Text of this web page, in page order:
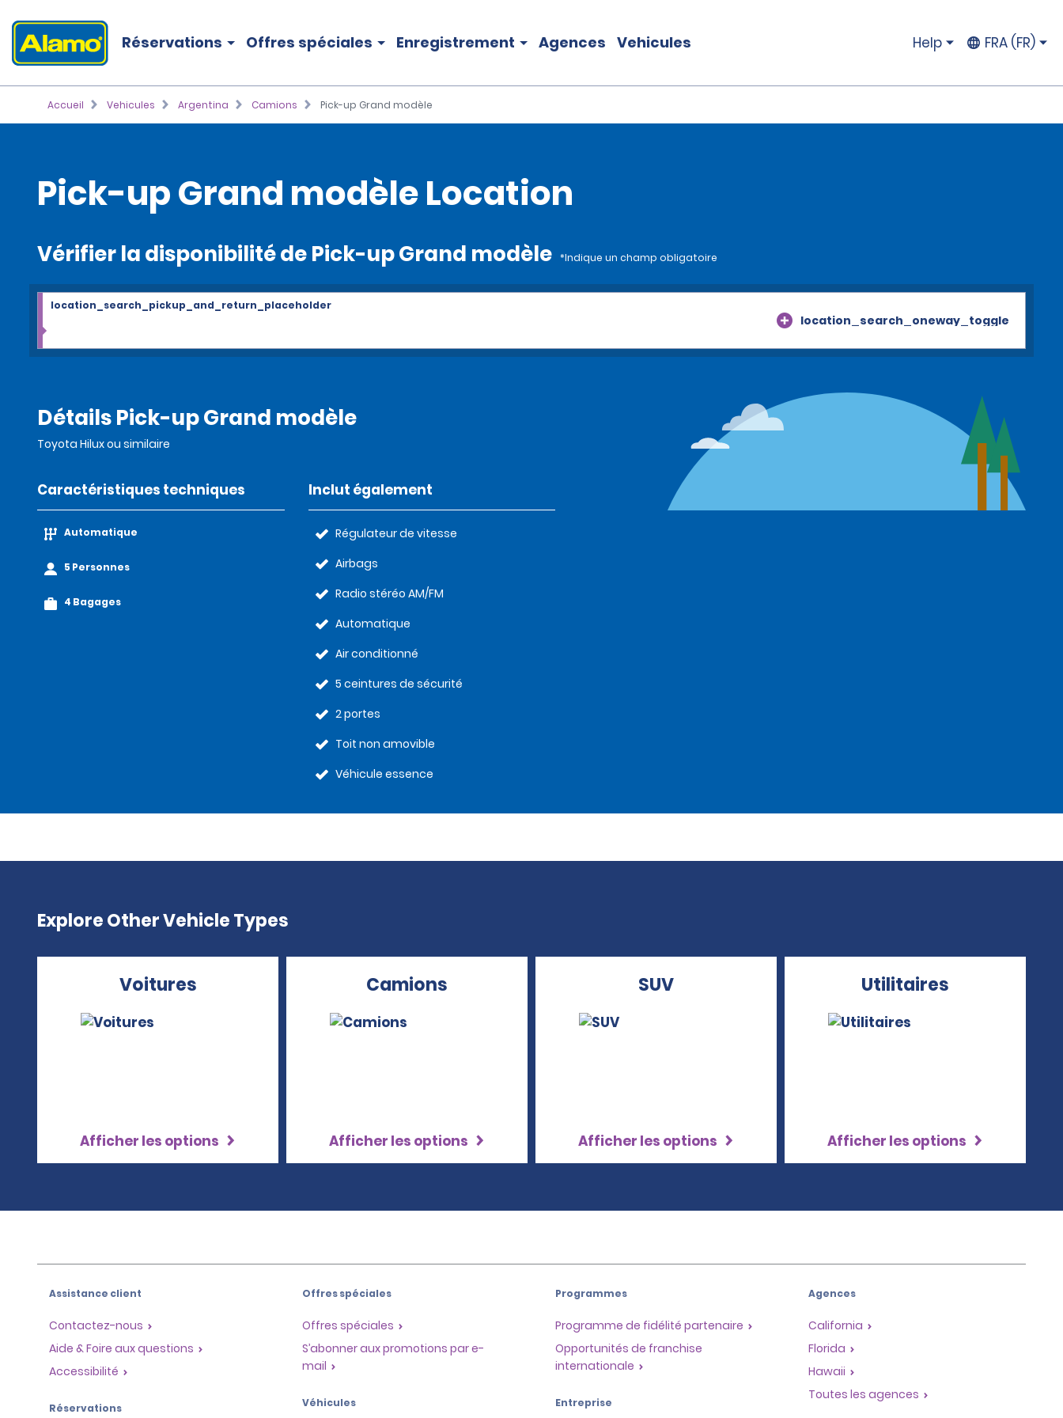
Réservations Offres spéciales Enregistrement Agences Vehicules Help FRA (FR)
Accueil Vehicules Argentina Camions Pick-up Grand modèle
Pick-up Grand modèle Location
Vérifier la disponibilité de Pick-up Grand modèle *Indique un champ obligatoire
location_search_oneway_toggle
location_search_pickup_and_return_placeholder
Détails Pick-up Grand modèle
Toyota Hilux ou similaire
Caractéristiques techniques
Automatique
5 Personnes
4 Bagages
Inclut également
Régulateur de vitesse
Airbags
Radio stéréo AM/FM
Automatique
Air conditionné
5 ceintures de sécurité
2 portes
Toit non amovible
Véhicule essence
Explore Other Vehicle Types
Voitures
Afficher les options
Camions
Afficher les options
SUV
Afficher les options
Utilitaires
Afficher les options
Assistance client
Contactez-nous
Aide & Foire aux questions
Accessibilité
Réservations
Offres spéciales
Offres spéciales
S’abonner aux promotions par e-
mail
Véhicules
Programmes
Programme de fidélité partenaire
Opportunités de franchise
internationale
Entreprise
Agences
California
Florida
Hawaii
Toutes les agences